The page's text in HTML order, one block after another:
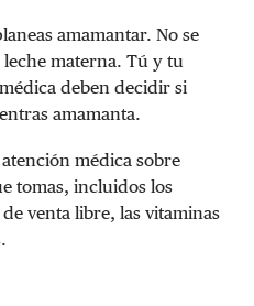
amamantar. No se
leche materna. Tú y tu
deben decidir si
amamanta.
médica sobre
tomas, incluidos los
venta libre, las vitaminas